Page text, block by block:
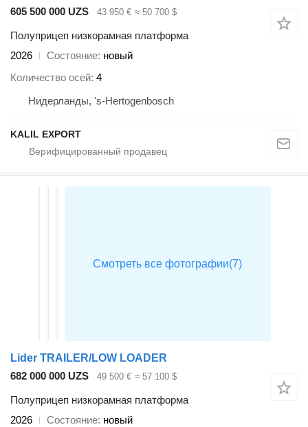
605 500 000 UZS 43 950 € ≈ 50 700 $
Полуприцеп низкорамная платформа
2026
Состояние новый
Количество осей 4
Нидерланды, 's-Hertogenbosch
KALIL EXPORT
Lider TRAILER/LOW LOADER
682 000 000 UZS
49 500 € ≈ 57 100 $
Полуприцеп низкорамная платформа
2026
Состояние новый